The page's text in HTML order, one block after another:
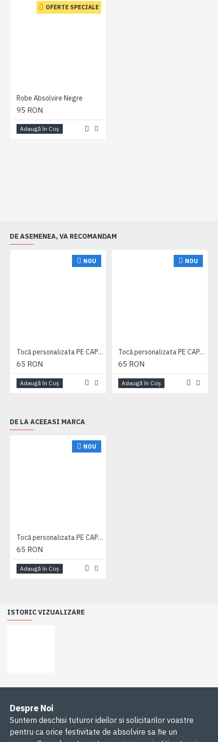
OFERTE SPECIALE
Robe Absolvire Negre
95 RON
Adaugă în Coş
DE ASEMENEA, VA RECOMANDAM
NOU
Tocă personalizata PE CAPAC + esarfa personalizata - ALB
65 RON
Adaugă în Coş
NOU
Tocă personalizata PE CAPAC + esarfa personalizata - ALB - clasa 4
65 RON
Adaugă în Coş
DE LA ACEEASI MARCA
NOU
Tocă personalizata PE CAPAC + esarfa personalizata - VIȘINIU
65 RON
Adaugă în Coş
ISTORIC VIZUALIZARE
Despre Noi
Suntem deschisi tuturor ideilor si solicitarilor voastre
pentru ca orice festivitate de absolvire sa fie un